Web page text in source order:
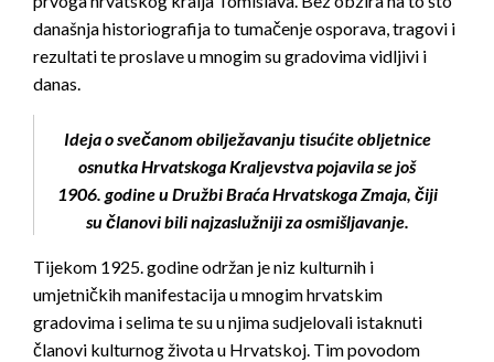
današnja historiografija to tumačenje osporava, tragovi i
rezultati te proslave u mnogim su gradovima vidljivi i
danas.
Ideja o svečanom obilježavanju tisućite obljetnice
osnutka Hrvatskoga Kraljevstva pojavila se još
1906. godine u Družbi Braća Hrvatskoga Zmaja, čiji
su članovi bili najzaslužniji za osmišljavanje.
Tijekom 1925. godine održan je niz kulturnih i
umjetničkih manifestacija u mnogim hrvatskim
gradovima i selima te su u njima sudjelovali istaknuti
članovi kulturnog života u Hrvatskoj. Tim povodom